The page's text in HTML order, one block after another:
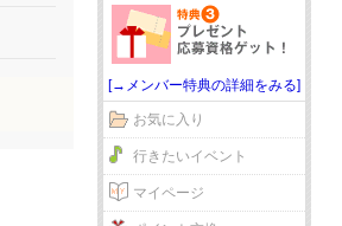
[→メンバー特典の詳細をみる]
お気に入り
行きたいイベント
マイページ